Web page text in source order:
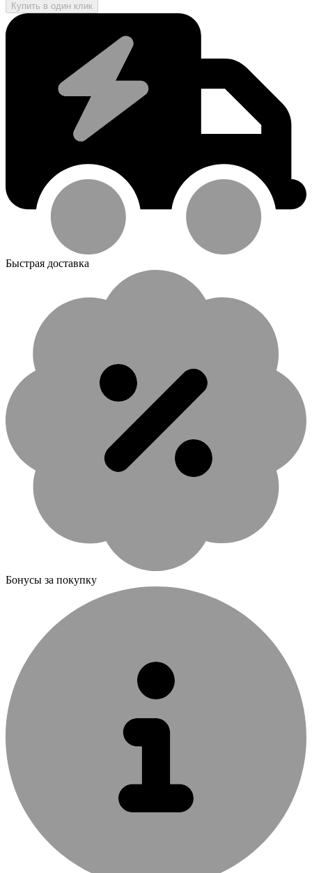
Купить в один клик
Быстрая доставка
Бонусы за покупку